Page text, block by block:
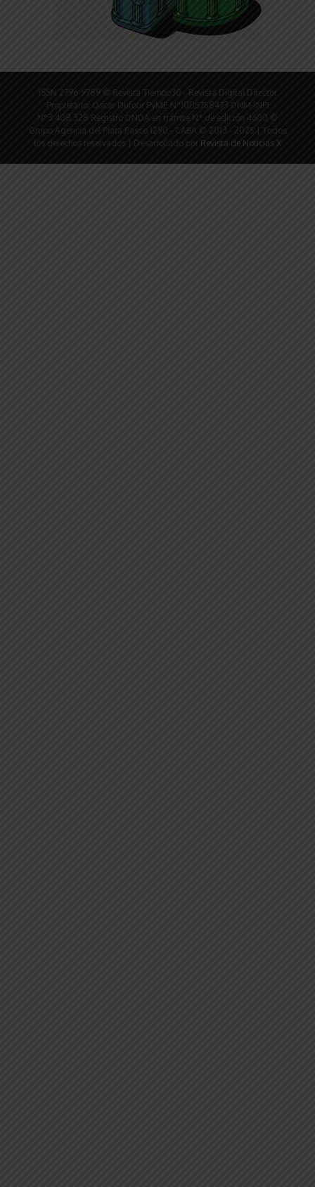
ISSN 2796-9789 © Revista Tiempo30 - Revista Digital Director
Propietario: Oscar Dufour PyME N°1005758473 DNM-INPI
N°3.408.328 Registro DNDA en trámite N° de edición 4600 ©
Grupo Agencia del Plata Pasco 1290 - CABA © 2013 - 2025 | Todos
los derechos reservados | Desarrollado por Revista de Noticias X